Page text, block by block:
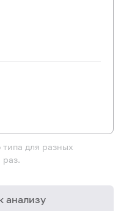
типа для разных
раз.
анализу